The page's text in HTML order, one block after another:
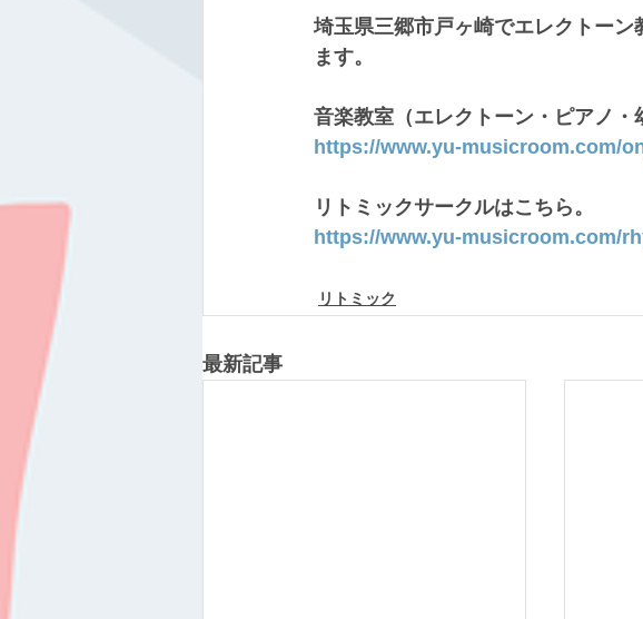
埼玉県三郷市戸ヶ崎でエレクトー
ます。
音楽教室（エレクトーン・ピアノ・
https://www.yu-musicroom.com/
リトミックサークルはこちら。
https://www.yu-musicroom.com/
リトミック
最新記事